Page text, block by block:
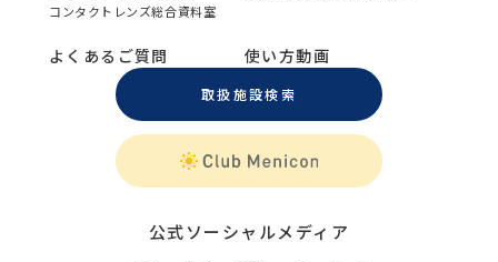
コンタクトレンズ総合資料室
よくあるご質問 使い方動画
取扱施設検索
公式ソーシャルメディア